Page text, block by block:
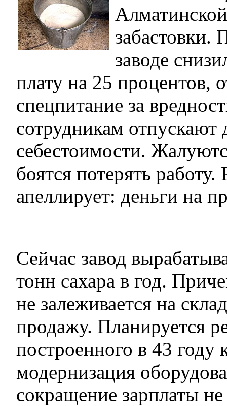
забастовки.
заводе
плату на 25 процентов,
спецпитание за
сотрудникам отпускают
себестоимости.
боятся потерять работу.
апеллирует: деньги на
Сейчас завод
тонн сахара в год.
не залеживается на
продажу. Планируется
построенного в 43 году
модернизация
сокращение зарплаты